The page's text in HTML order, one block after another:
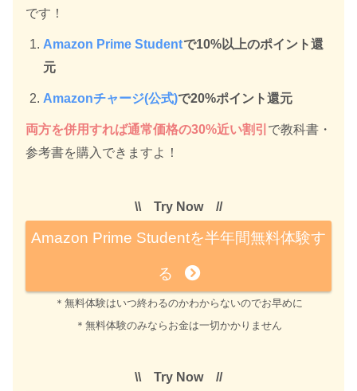
です！
Amazon Prime Studentで10%以上のポイント還
元
Amazonチャージ(公式)で20%ポイント還元
両方を併用すれば通常価格の30%近い割引 で教科書・
参考書を購入できますよ！
\\ Try Now //
Amazon Prime Studentを半年間無料体験す
る
＊無料体験はいつ終わるのかわからないのでお早めに
＊無料体験のみならお金は一切かかりません
\\ Try Now //